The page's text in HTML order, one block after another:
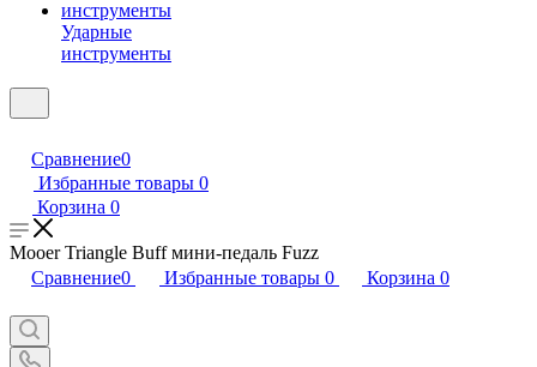
Ударные
инструменты
Сравнение0
Избранные товары 0
Корзина 0
Mooer Triangle Buff мини-педаль Fuzz
Сравнение0 Избранные товары 0 Корзина 0